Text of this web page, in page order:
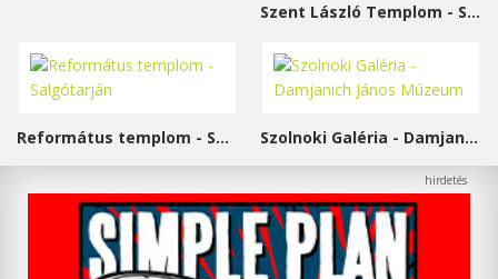
Szent László Templom - Sárvár
Református templom - Salgótarján Szolnoki Galéria - Damjanich János Múzeum